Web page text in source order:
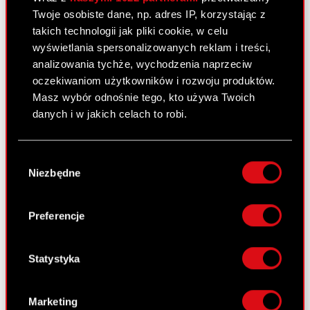
Twoje osobiste dane, np. adres IP, korzystając z
takich technologii jak pliki cookie, w celu
wyświetlania spersonalizowanych reklam i treści,
analizowania tychże, wychodzenia naprzeciw
oczekiwaniom użytkowników i rozwoju produktów.
Masz wybór odnośnie tego, kto używa Twoich
danych i w jakich celach to robi.
lokalizacji geograficznej z dokładnością nawet
Identyfikować Twoje urządzenie, aktywnie
analizując charakteryzującego je zbiory
palca)
osobiste dane są przetwarzane oraz ustaw własne
zgody
Niezbędne
Preferencje
Statystyka
Marketing
pochodnych
Raport bieżący nr 16/2015
20 lipca 2015
PDF
Zawiadomienie o transakcjach
związaną z osobą nadzorującą
29 maja 2015
zakresie transakcji terminowych i